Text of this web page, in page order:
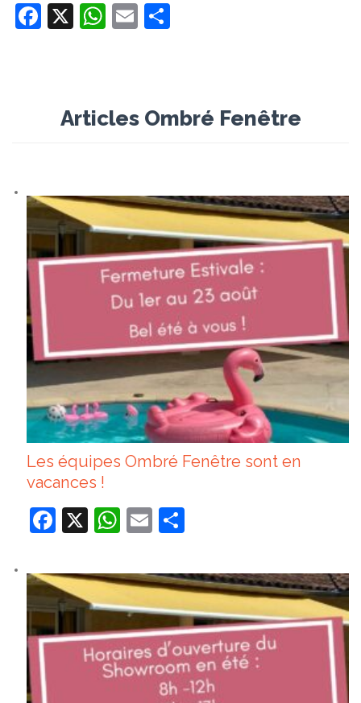
Facebook
X WhatsApp
Email
Articles Ombré Fenêtre
Les équipes Ombré Fenêtre sont en
vacances !
Facebook
X WhatsApp
Email